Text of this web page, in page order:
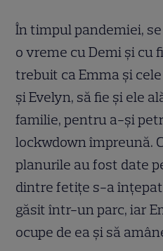
În timpul pandemiei,
o vreme cu Demi și cu
trebuit ca Emma și
și Evelyn, să fie și ele
familie, pentru a-și
lockwdown împreună.
planurile au fost date
dintre fetițe s-a
găsit într-un parc, iar
ocupe de ea și să